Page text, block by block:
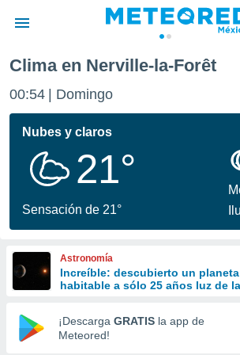
de
ha sido
calidad.
a este
las
y
forma
digital
basada
Clima en Nerville-la-Forêt
00:54 Domingo
Nubes y claros
21°
Sensación de 21°
Astronomía
Increíble: descubierto un
habitable a sólo 25 años luz de
¡Descarga GRATIS la app de
Meteored!